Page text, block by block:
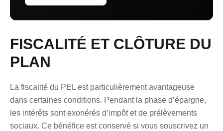
FISCALITÉ ET CLÔTURE DU
PLAN
La fiscalité du PEL est particulièrement avantageuse
dans certaines conditions. Pendant la phase d’épargne,
les intérêts sont exonérés d’impôt et de prélèvements
sociaux. Ce bénéfice est conservé si vous souscrivez un